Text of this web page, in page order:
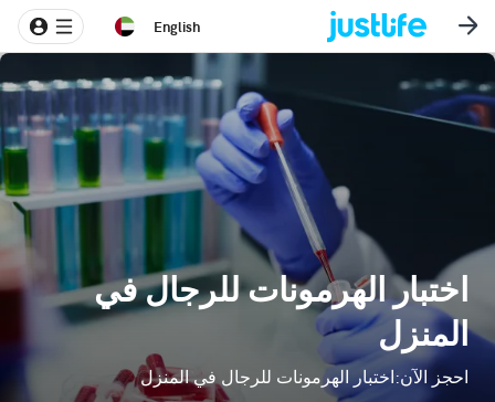
English
اختبار الهرمونات للرجال في
المنزل
احجز الآن:اختبار الهرمونات للرجال في المنزل